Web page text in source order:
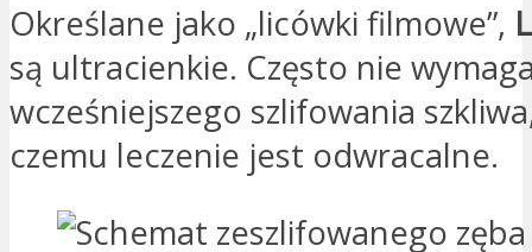
Określane jako „licówki filmowe”,
są ultracienkie. Często nie
wcześniejszego szlifowania
czemu leczenie jest odwracalne.